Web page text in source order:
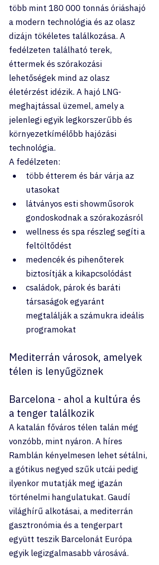
több mint 180 000 tonnás óriáshajó
a modern technológia és az olasz
dizájn tökéletes találkozása. A
fedélzeten található terek,
éttermek és szórakozási
lehetőségek mind az olasz
életérzést idézik. A hajó LNG-
meghajtással üzemel, amely a
jelenlegi egyik legkorszerűbb és
környezetkímélőbb hajózási
technológia.
A fedélzeten:
több étterem és bár várja az
utasokat
látványos esti showműsorok
gondoskodnak a szórakozásról
wellness és spa részleg segíti a
feltöltődést
medencék és pihenőterek
biztosítják a kikapcsolódást
családok, párok és baráti
társaságok egyaránt
megtalálják a számukra ideális
programokat
Mediterrán városok, amelyek
télen is lenyűgöznek
Barcelona - ahol a kultúra és
a tenger találkozik
A katalán főváros télen talán még
vonzóbb, mint nyáron. A híres
Ramblán kényelmesen lehet sétálni,
a gótikus negyed szűk utcái pedig
ilyenkor mutatják meg igazán
történelmi hangulatukat. Gaudí
világhírű alkotásai, a mediterrán
gasztronómia és a tengerpart
együtt teszik Barcelonát Európa
egyik legizgalmasabb városává.